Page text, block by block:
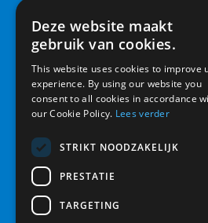
Erkend
Raam & Deur is een
service, vakmanschap en
voorop
Deze website maakt
gebruik van cookies.
This website uses cookies to improve
experience. By using our website you
consent to all cookies in accordance
our Cookie Policy. Lees verder
STRIKT NOODZAKELIJK
PRESTATIE
TARGETING